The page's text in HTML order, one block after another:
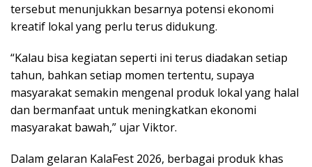
tersebut menunjukkan besarnya potensi ekonomi
kreatif lokal yang perlu terus didukung.
“Kalau bisa kegiatan seperti ini terus diadakan setiap
tahun, bahkan setiap momen tertentu, supaya
masyarakat semakin mengenal produk lokal yang halal
dan bermanfaat untuk meningkatkan ekonomi
masyarakat bawah,” ujar Viktor.
Dalam gelaran KalaFest 2026, berbagai produk khas